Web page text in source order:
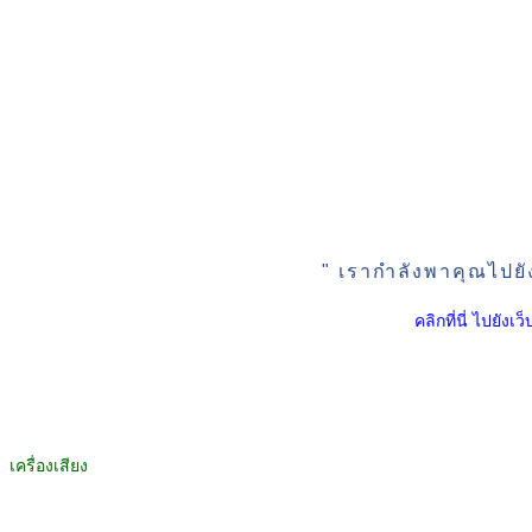
" เรากำลังพาคุณไปยั
คลิกที่นี่ ไปยังเ
เครื่องเสียง